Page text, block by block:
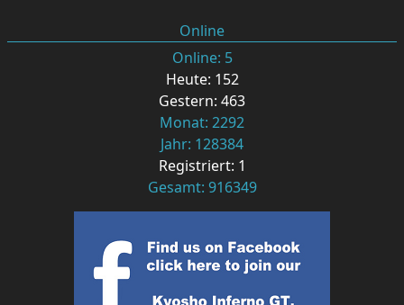
Online
Online: 5
Heute: 152
Gestern: 463
Monat: 2292
Jahr: 128384
Registriert: 1
Gesamt: 916349